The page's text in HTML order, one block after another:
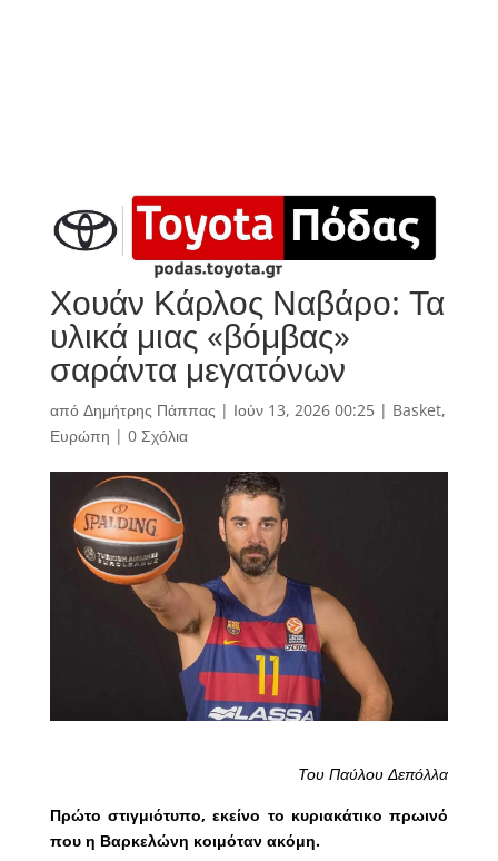
Χουάν Κάρλος Ναβάρο: Τα
υλικά μιας «βόμβας»
σαράντα μεγατόνων
από Δημήτρης Πάππας | Ιούν 13, 2026 00:25| Basket,
Ευρώπη | 0 Σχόλια
Του Παύλου Δεπόλλα
Πρώτο στιγμιότυπο, εκείνο το κυριακάτικο πρωινό
που η Βαρκελώνη κοιμόταν ακόμη.